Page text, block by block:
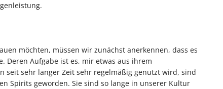
möchten, müssen wir zunächst anerkennen, dass es
Deren Aufgabe ist es, mir etwas aus ihrem
seit sehr langer Zeit sehr regelmäßig genutzt wird, sind
Spirits geworden. Sie sind so lange in unserer Kultur